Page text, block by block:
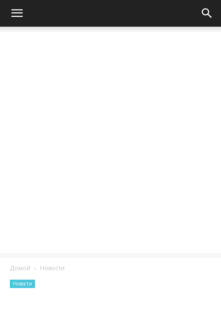
Домой Новости
Новости